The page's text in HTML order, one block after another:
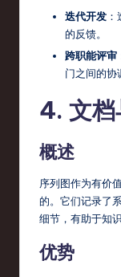
迭代开发
的反馈。
跨职能评审
门之间的协
4. 文档
概述
序列图作为有价
的。它们记录了
细节，有助于知
优势